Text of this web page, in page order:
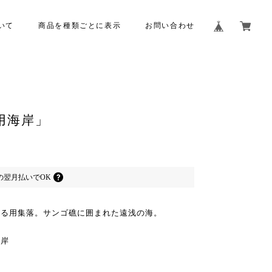
て 商品を種類ごとに表示 お問い合わせ
岸」
翌月払いでOK
用集落。サンゴ礁に囲まれた遠浅の海。